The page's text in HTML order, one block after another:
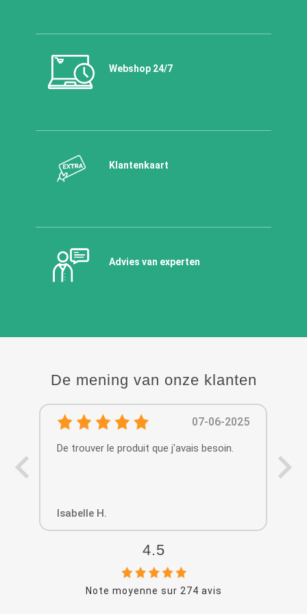
Webshop 24/7
Klantenkaart
Advies van experten
De mening van onze klanten
07-06-2025
De trouver le produit que j'avais besoin.
Isabelle H.
4.5
Note moyenne sur 274 avis